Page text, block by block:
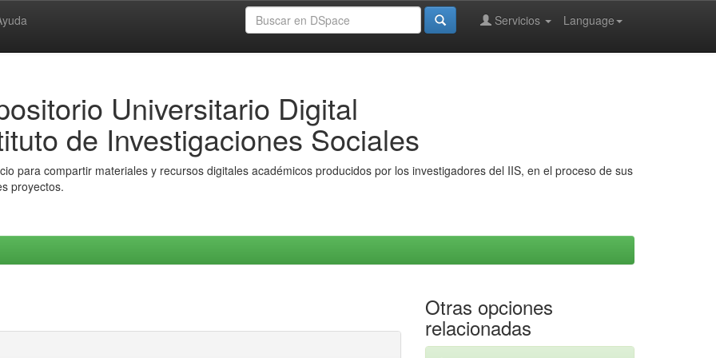
Language
Servicios
Universitario Digital
de Investigaciones Sociales
para compartir materiales y recursos digitales académicos producidos por los investigadores del IIS, en el proceso de sus
proyectos.
Otras opciones
relacionadas